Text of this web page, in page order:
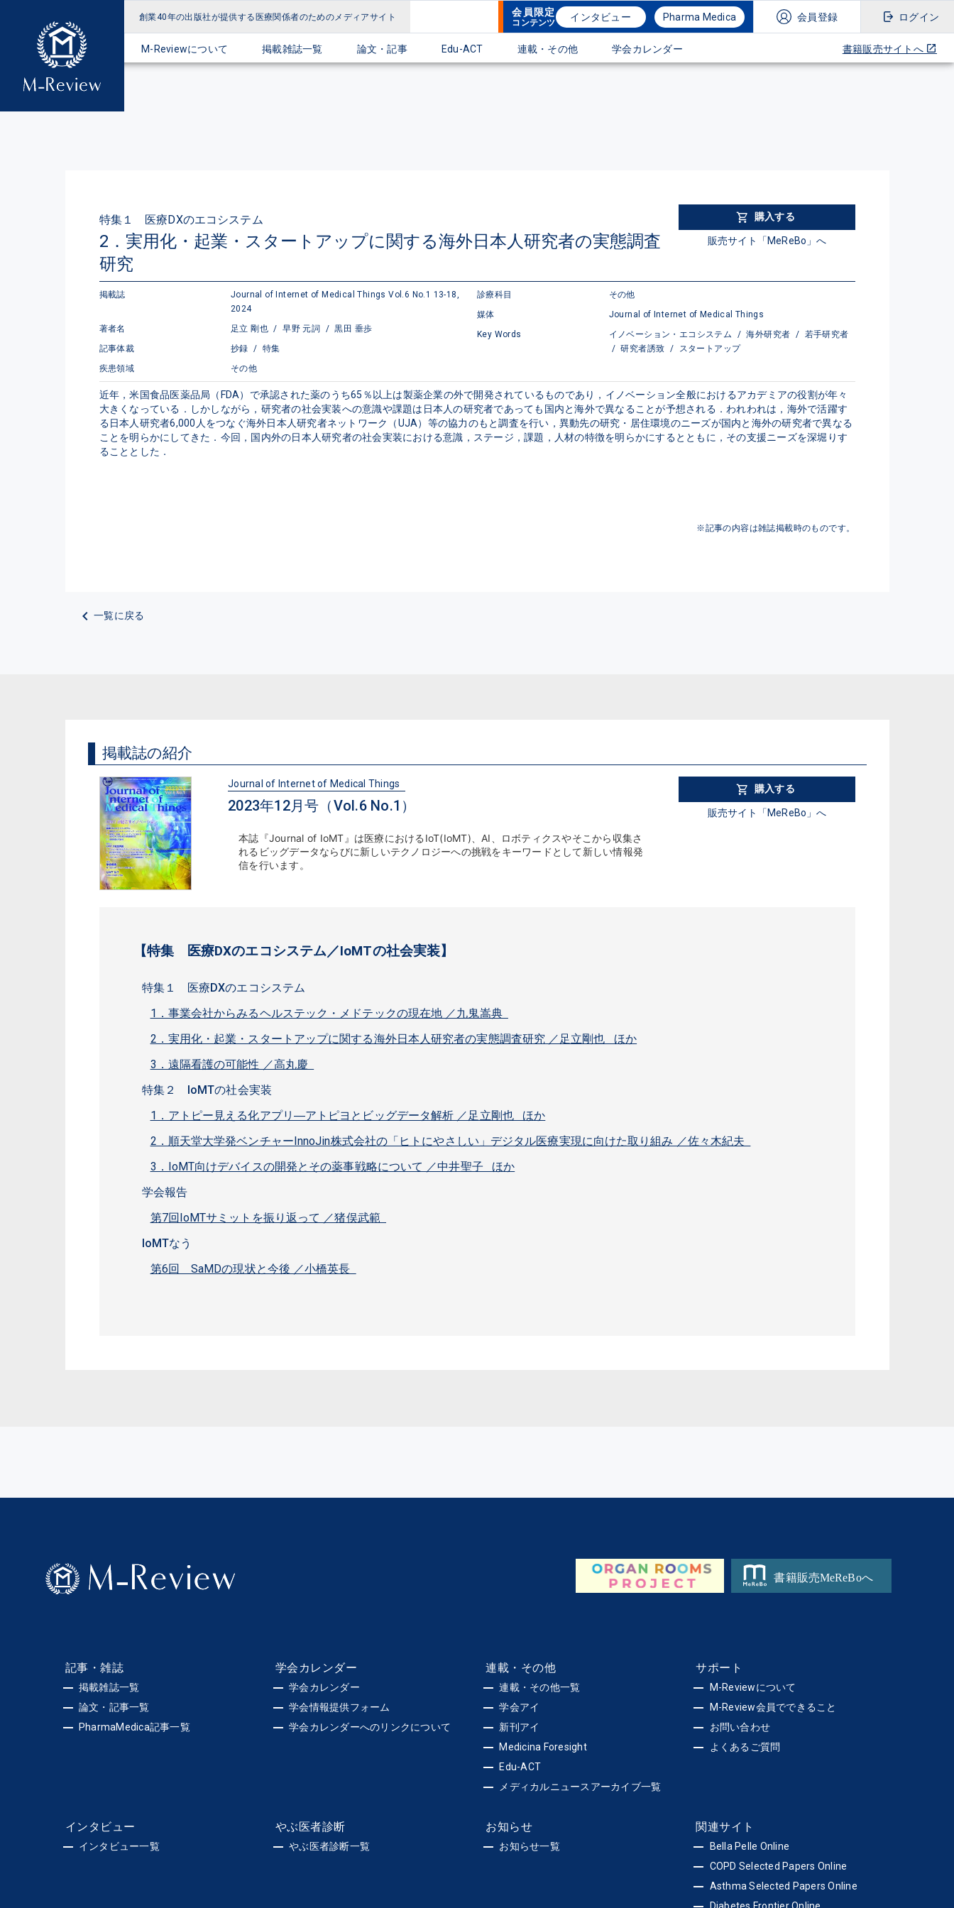
創業40年の出版社が提供する医療関係者のためのメディアサイト 会員限定
コンテンツ インタビュー Pharma Medica 会員登録 ログイン
M-Reviewについて 掲載雑誌一覧 論文・記事 Edu-ACT 連載・その他 学会カレンダー 書籍販売サイトへ
特集１ 医療DXのエコシステム
2．実用化・起業・スタートアップに関する海外日本人研究者の実態調査
研究
購入する
販売サイト「MeReBo」へ
掲載誌
Journal of Internet of Medical Things Vol.6 No.1 13-18,
2024
著者名
足立 剛也 / 早野 元詞 / 黒田 垂歩
記事体裁
抄録 / 特集
疾患領域
その他
診療科目
その他
媒体
Journal of Internet of Medical Things
Key Words
イノベーション・エコシステム / 海外研究者 / 若手研究者
/ 研究者誘致 / スタートアップ
近年，米国食品医薬品局（FDA）で承認された薬のうち65％以上は製薬企業の外で開発されているものであり，イノベーション全般におけるアカデミアの役割が年々
大きくなっている．しかしながら，研究者の社会実装への意識や課題は日本人の研究者であっても国内と海外で異なることが予想される．われわれは，海外で活躍す
る日本人研究者6,000人をつなぐ海外日本人研究者ネットワーク（UJA）等の協力のもと調査を行い，異動先の研究・居住環境のニーズが国内と海外の研究者で異なる
ことを明らかにしてきた．今回，国内外の日本人研究者の社会実装における意識，ステージ，課題，人材の特徴を明らかにするとともに，その支援ニーズを深堀りす
ることとした．
※記事の内容は雑誌掲載時のものです。
一覧に戻る
掲載誌の紹介
Journal of Internet of Medical Things
2023年12月号（Vol.6 No.1）
本誌『Journal of IoMT』は医療におけるIoT(IoMT)、AI、ロボティクスやそこから収集さ
れるビッグデータならびに新しいテクノロジーへの挑戦をキーワードとして新しい情報発
信を行います。
購入する
販売サイト「MeReBo」へ
【特集 医療DXのエコシステム／IoMTの社会実装】
特集１ 医療DXのエコシステム
1．事業会社からみるヘルステック・メドテックの現在地 ／九鬼嵩典
2．実用化・起業・スタートアップに関する海外日本人研究者の実態調査研究 ／足立剛也 ほか
3．遠隔看護の可能性 ／高丸慶
特集２ IoMTの社会実装
1．アトピー見える化アプリ―アトピヨとビッグデータ解析 ／足立剛也 ほか
2．順天堂大学発ベンチャーInnoJin株式会社の「ヒトにやさしい」デジタル医療実現に向けた取り組み ／佐々木紀夫
3．IoMT向けデバイスの開発とその薬事戦略について ／中井聖子 ほか
学会報告
第7回IoMTサミットを振り返って ／猪俣武範
IoMTなう
第6回 SaMDの現状と今後 ／小橋英長
記事・雑誌
掲載雑誌一覧
論文・記事一覧
PharmaMedica記事一覧
学会カレンダー
学会カレンダー
学会情報提供フォーム
学会カレンダーへのリンクについて
連載・その他
連載・その他一覧
学会アイ
新刊アイ
Medicina Foresight
Edu-ACT
メディカルニュースアーカイブ一覧
サポート
M-Reviewについて
M-Review会員でできること
お問い合わせ
よくあるご質問
インタビュー
インタビュー一覧
やぶ医者診断
やぶ医者診断一覧
お知らせ
お知らせ一覧
関連サイト
Bella Pelle Online
COPD Selected Papers Online
Asthma Selected Papers Online
Diabetes Frontier Online